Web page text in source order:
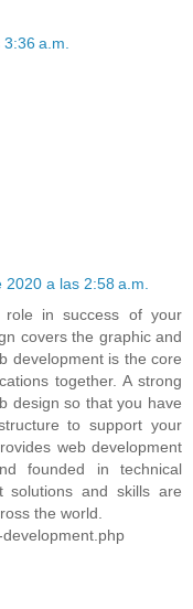
a.m.
a las 2:58 a.m.
role in success of your
covers the graphic and
development is the core
together. A strong
design so that you have
to support your
web development
founded in technical
solutions and skills are
the world.